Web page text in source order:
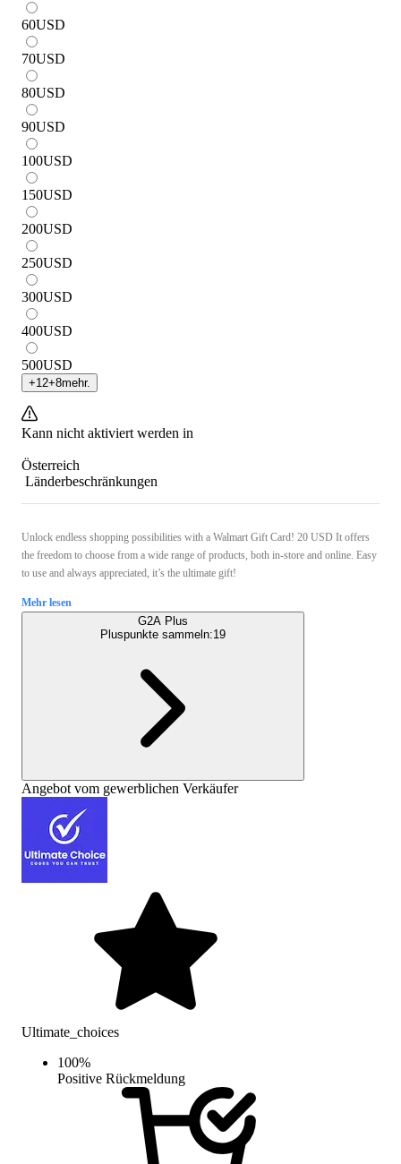
60USD
70USD
80USD
90USD
100USD
150USD
200USD
250USD
300USD
400USD
500USD
+12+8mehr.
Kann nicht aktiviert werden in
Österreich
Länderbeschränkungen
Unlock endless shopping possibilities with a Walmart Gift Card! 20 USD It offers
the freedom to choose from a wide range of products, both in-store and online. Easy
to use and always appreciated, it’s the ultimate gift!
Mehr lesen
G2A Plus
Pluspunkte sammeln:19
Angebot vom gewerblichen Verkäufer
Ultimate_choices
100%
Positive Rückmeldung